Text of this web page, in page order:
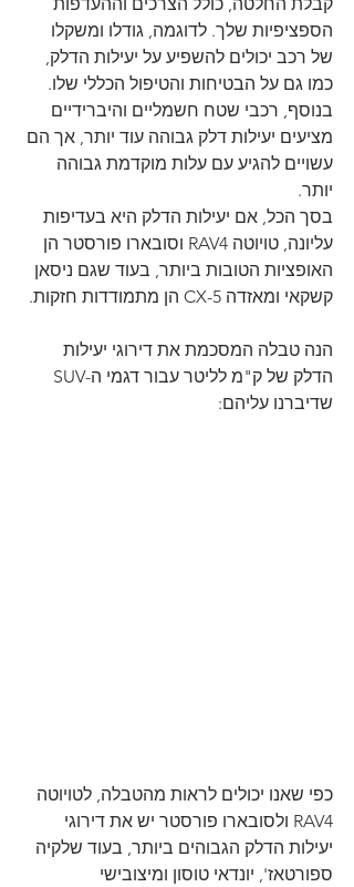
הספציפיות שלך. לדוגמה, גודלו ומשקלו
של רכב יכולים להשפיע על יעילות הדלק,
כמו גם על הבטיחות והטיפול הכללי שלו.
בנוסף, רכבי שטח חשמליים והיברידיים
מציעים יעילות דלק גבוהה עוד יותר, אך הם
עשויים להגיע עם עלות מוקדמת גבוהה
יותר.
בסך הכל, אם יעילות הדלק היא בעדיפות
עליונה, טויוטה RAV4 וסובארו פורסטר הן
האופציות הטובות ביותר, בעוד שגם ניסאן
קשקאי ומאזדה CX-5 הן מתמודדות חזקות.
הנה טבלה המסכמת את דירוגי יעילות
שדיברנו עליהם:
כפי שאנו יכולים לראות מהטבלה, לטויוטה
RAV4 ולסובארו פורסטר יש את דירוגי
יעילות הדלק הגבוהים ביותר, בעוד שלקיה
ספורטאז', יונדאי טוסון ומיצובישי